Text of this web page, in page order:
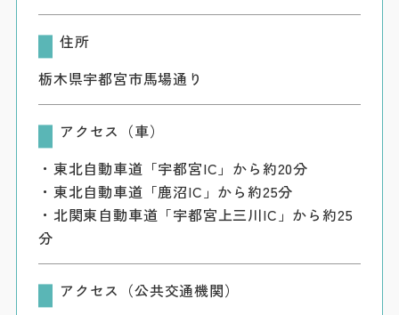
住所
栃木県宇都宮市馬場通り
アクセス（車）
・東北自動車道「宇都宮IC」から約20分
・東北自動車道「鹿沼IC」から約25分
・北関東自動車道「宇都宮上三川IC」から約25
分
アクセス（公共交通機関）